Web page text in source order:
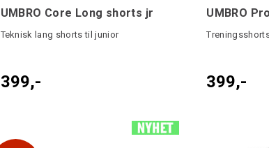
UMBRO Core Long shorts jr
Teknisk lang shorts til junior
399,-
UMBRO
399,-